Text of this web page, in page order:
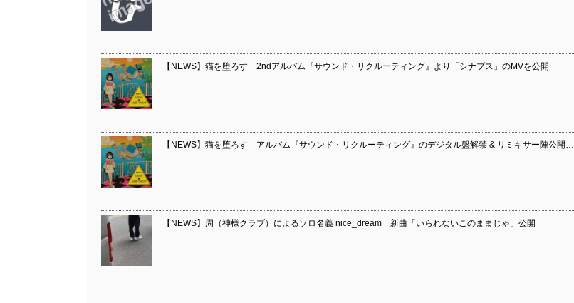
【NEWS】猫を堕ろす 2ndアルバム『サウンド・リクルーティング』より「シナプス」のMVを公開
【NEWS】猫を堕ろす アルバム『サウンド・リクルーティング』のデジタル盤解禁 & リミキサー陣公開…
【NEWS】周（神様クラブ）によるソロ名義 nice_dream 新曲「いられないこのままじゃ」公開